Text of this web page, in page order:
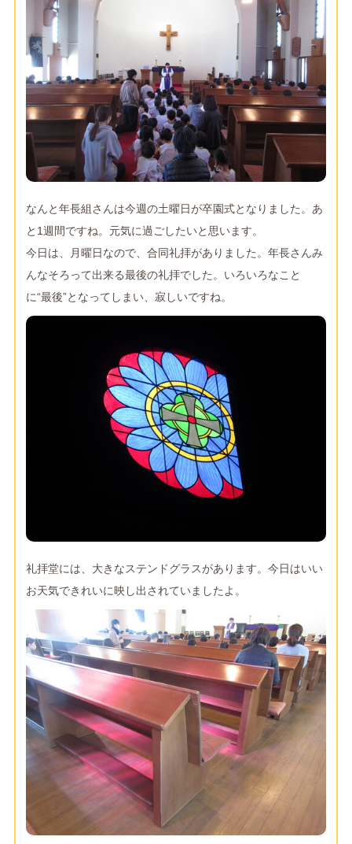
なんと年長組さんは今週の土曜日が卒園式となりました。あ
と1週間ですね。元気に過ごしたいと思います。
今日は、月曜日なので、合同礼拝がありました。年長さんみ
んなそろって出来る最後の礼拝でした。いろいろなこと
に“最後”となってしまい、寂しいですね。
礼拝堂には、大きなステンドグラスがあります。今日はいい
お天気できれいに映し出されていましたよ。